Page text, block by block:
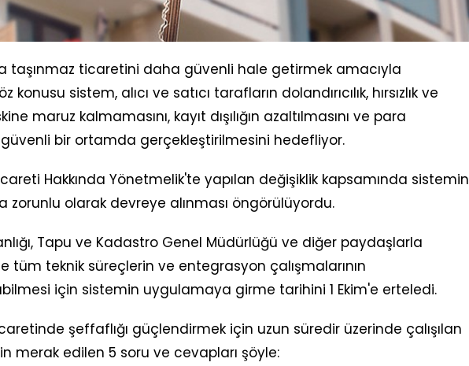
taşınmaz ticaretini daha güvenli hale getirmek amacıyla
konusu sistem, alıcı ve satıcı tarafların dolandırıcılık, hırsızlık ve
maruz kalmamasını, kayıt dışılığın azaltılmasını ve para
bir ortamda gerçekleştirilmesini hedefliyor.
Hakkında Yönetmelik'te yapılan değişiklik kapsamında sistemin
zorunlu olarak devreye alınması öngörülüyordu.
Tapu ve Kadastro Genel Müdürlüğü ve diğer paydaşlarla
tüm teknik süreçlerin ve entegrasyon çalışmalarının
için sistemin uygulamaya girme tarihini 1 Ekim'e erteledi.
şeffaflığı güçlendirmek için uzun süredir üzerinde çalışılan
merak edilen 5 soru ve cevapları şöyle: